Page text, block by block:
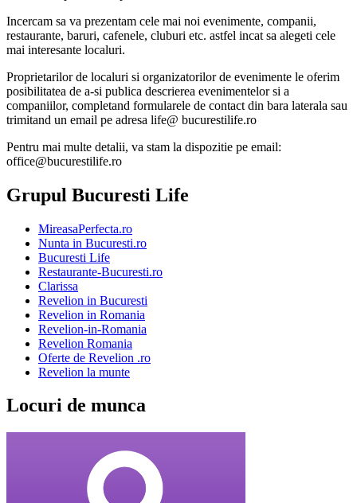
Incercam sa va prezentam cele mai noi evenimente, companii,
restaurante, baruri, cafenele, cluburi etc. astfel incat sa alegeti cele
mai interesante localuri.
Proprietarilor de localuri si organizatorilor de evenimente le oferim
posibilitatea de a-si publica descrierea evenimentelor si a
companiilor, completand formularele de contact din bara laterala sau
trimitand un email pe adresa life@ bucurestilife.ro
Pentru mai multe detalii, va stam la dispozitie pe email:
office@bucurestilife.ro
Grupul Bucuresti Life
MireasaPerfecta.ro
Nunta in Bucuresti.ro
Bucuresti Life
Restaurante-Bucuresti.ro
Clarissa
Revelion in Bucuresti
Revelion in Romania
Revelion-in-Romania
Revelion Romania
Oferte de Revelion .ro
Revelion la munte
Locuri de munca